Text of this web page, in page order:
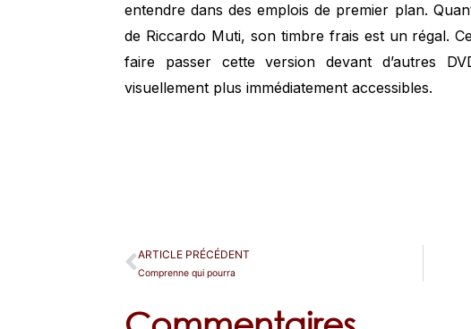
entendre dans des emplois de premier plan.
de Riccardo Muti, son timbre frais est un régal.
faire passer cette version devant d’autres
visuellement plus immédiatement accessibles.
ARTICLE PRÉCÉDENT
Comprenne qui pourra